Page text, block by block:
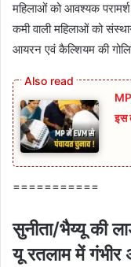
महिलाओं को आवश्यक
कमी वाली महिलाओं को
आयरन एवं कैल्शियम की
इस
===========
सुनीता/भैय्यू की
यू रतलाम में गंभीर